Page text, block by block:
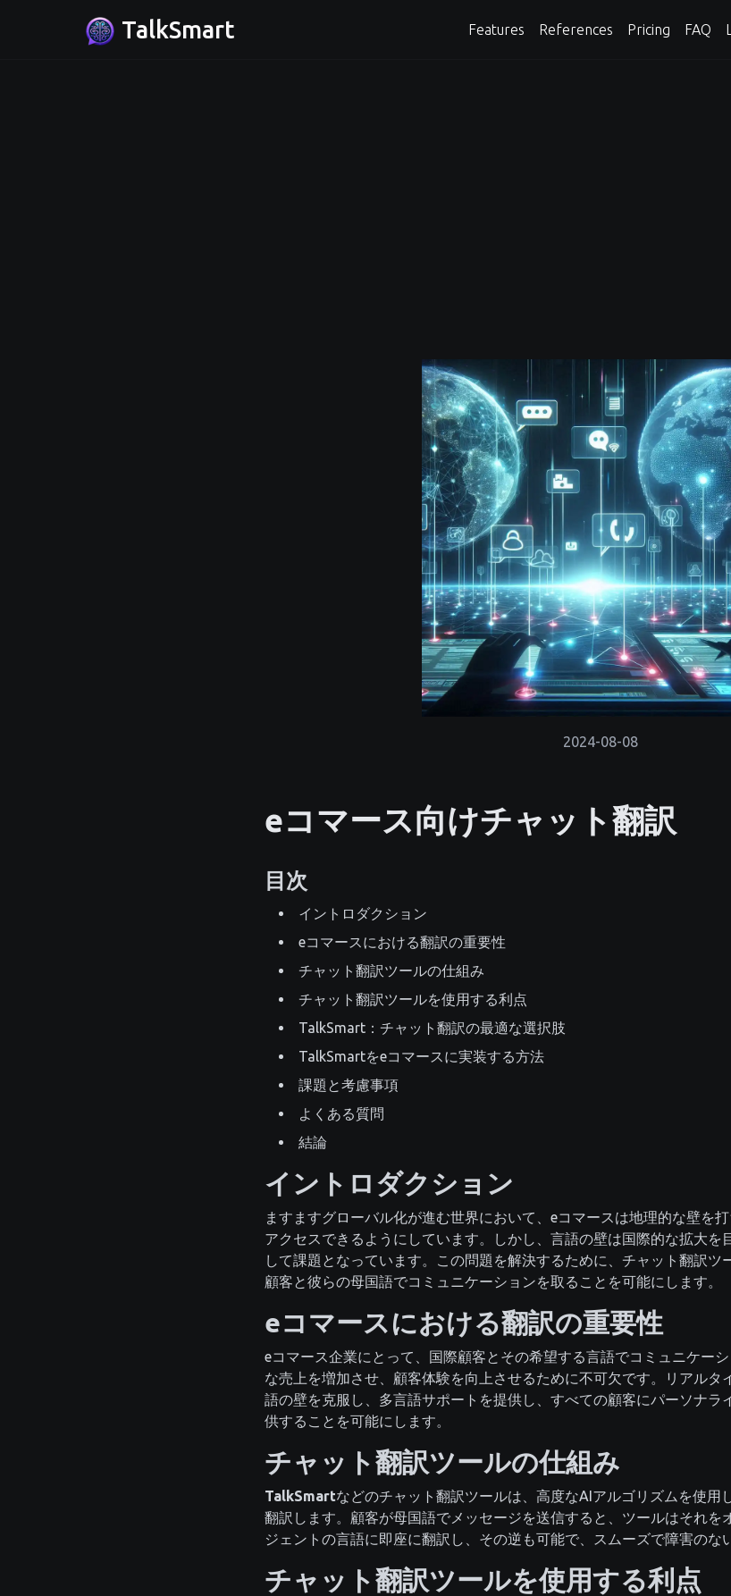
TalkSmart Features References Pricing FAQ
2024-08-08
eコマース向けチャット翻訳
目次
イントロダクション
eコマースにおける翻訳の重要性
チャット翻訳ツールの仕組み
チャット翻訳ツールを使用する利点
TalkSmart：チャット翻訳の最適な選択肢
TalkSmartをeコマースに実装する方法
課題と考慮事項
よくある質問
結論
イントロダクション
ますますグローバル化が進む世界において、eコマースは地理的な壁を
アクセスできるようにしています。しかし、言語の壁は国際的な拡大を
して課題となっています。この問題を解決するために、チャット翻訳ツ
顧客と彼らの母国語でコミュニケーションを取ることを可能にします。
eコマースにおける翻訳の重要性
eコマース企業にとって、国際顧客とその希望する言語でコミュニケー
な売上を増加させ、顧客体験を向上させるために不可欠です。リアルタ
語の壁を克服し、多言語サポートを提供し、すべての顧客にパーソナラ
供することを可能にします。
チャット翻訳ツールの仕組み
TalkSmartなどのチャット翻訳ツールは、高度なAIアルゴリズムを使用
翻訳します。顧客が母国語でメッセージを送信すると、ツールはそれを
ジェントの言語に即座に翻訳し、その逆も可能で、スムーズで障害のな
チャット翻訳ツールを使用する利点